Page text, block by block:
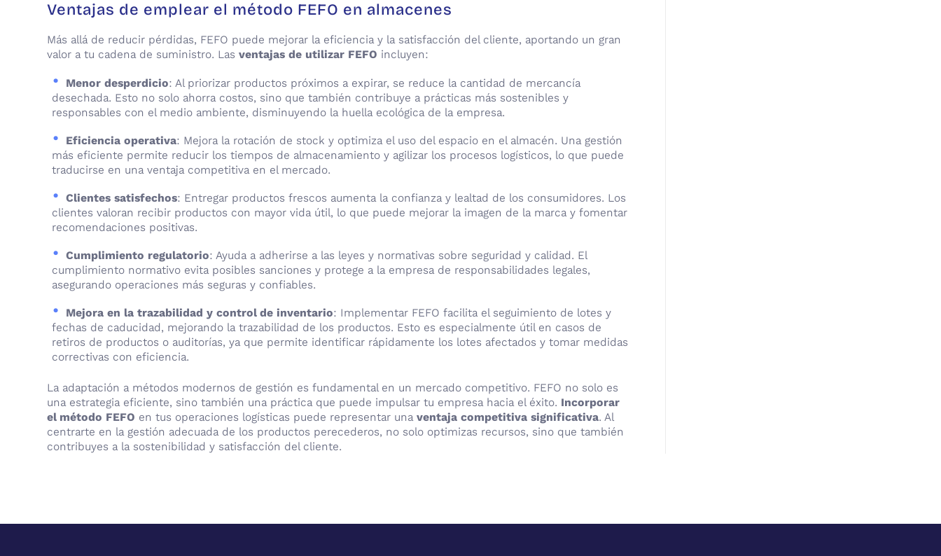
Ventajas de emplear el método FEFO en almacenes
Más allá de reducir pérdidas, FEFO puede mejorar la eficiencia y la satisfacción del cliente, aportando un gran
valor a tu cadena de suministro. Las ventajas de utilizar FEFO incluyen:
Menor desperdicio: Al priorizar productos próximos a expirar, se reduce la cantidad de mercancía
desechada. Esto no solo ahorra costos, sino que también contribuye a prácticas más sostenibles y
responsables con el medio ambiente, disminuyendo la huella ecológica de la empresa.
Eficiencia operativa: Mejora la rotación de stock y optimiza el uso del espacio en el almacén. Una gestión
más eficiente permite reducir los tiempos de almacenamiento y agilizar los procesos logísticos, lo que puede
traducirse en una ventaja competitiva en el mercado.
Clientes satisfechos: Entregar productos frescos aumenta la confianza y lealtad de los consumidores. Los
clientes valoran recibir productos con mayor vida útil, lo que puede mejorar la imagen de la marca y fomentar
recomendaciones positivas.
Cumplimiento regulatorio: Ayuda a adherirse a las leyes y normativas sobre seguridad y calidad. El
cumplimiento normativo evita posibles sanciones y protege a la empresa de responsabilidades legales,
asegurando operaciones más seguras y confiables.
Mejora en la trazabilidad y control de inventario: Implementar FEFO facilita el seguimiento de lotes y
fechas de caducidad, mejorando la trazabilidad de los productos. Esto es especialmente útil en casos de
retiros de productos o auditorías, ya que permite identificar rápidamente los lotes afectados y tomar medidas
correctivas con eficiencia.
La adaptación a métodos modernos de gestión es fundamental en un mercado competitivo. FEFO no solo es
una estrategia eficiente, sino también una práctica que puede impulsar tu empresa hacia el éxito. Incorporar
el método FEFO en tus operaciones logísticas puede representar una ventaja competitiva significativa. Al
centrarte en la gestión adecuada de los productos perecederos, no solo optimizas recursos, sino que también
contribuyes a la sostenibilidad y satisfacción del cliente.